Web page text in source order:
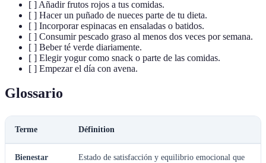
[ ] Añadir frutos rojos a tus comidas.
[ ] Hacer un puñado de nueces parte de tu dieta.
[ ] Incorporar espinacas en ensaladas o batidos.
[ ] Consumir pescado graso al menos dos veces por semana.
[ ] Beber té verde diariamente.
[ ] Elegir yogur como snack o parte de las comidas.
[ ] Empezar el día con avena.
Glossario
Terme Définition
Bienestar
Estado de satisfacción y equilibrio emocional que